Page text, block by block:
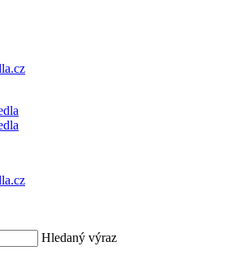
Hledaný výraz